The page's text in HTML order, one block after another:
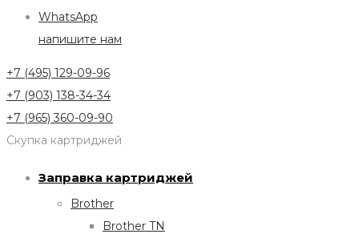
WhatsApp
напишите нам
+7 (495) 129-09-96
+7 (903) 138-34-34
+7 (965) 360-09-90
Скупка картриджей
Заправка картриджей
Brother
Brother TN